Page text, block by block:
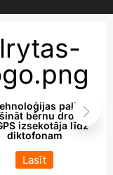
palīdz
bērnu drošību:
izsekotāja līdz
diktofonam
Lasīt